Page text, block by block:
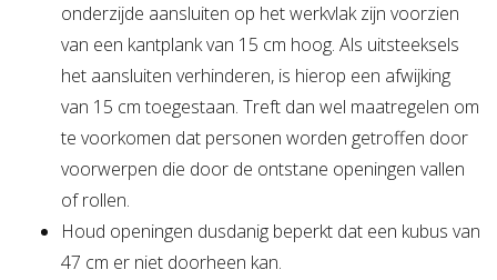
onderzijde aansluiten op het werkvlak zijn voorzien
van een kantplank van 15 cm hoog. Als uitsteeksels
het aansluiten verhinderen, is hierop een afwijking
van 15 cm toegestaan. Treft dan wel maatregelen om
te voorkomen dat personen worden getroffen door
voorwerpen die door de ontstane openingen vallen
of rollen.
Houd openingen dusdanig beperkt dat een kubus van
47 cm er niet doorheen kan.